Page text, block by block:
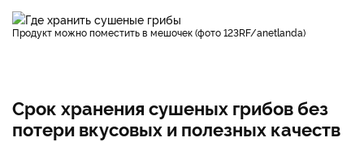
Продукт можно поместить в мешочек (фото 123RF/anetlanda)
Срок хранения сушеных грибов без
потери вкусовых и полезных качеств